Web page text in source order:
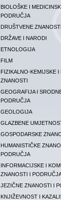
BIOLOŠKE I
PODRUČJA
DRUŠTVENE ZNANOSTI
DRŽAVE I NARODI
ETNOLOGIJA
FILM
FIZIKALNO-KEMIJSKE I
ZNANOSTI
GEOGRAFIJA I
PODRUČJA
GEOLOGIJA
GLAZBENE
GOSPODARSKE
HUMANISTIČKE
PODRUČJA
INFORMACIJSKE I
ZNANOSTI I
JEZIČNE ZNANOSTI I
KNJIŽEVNOST I